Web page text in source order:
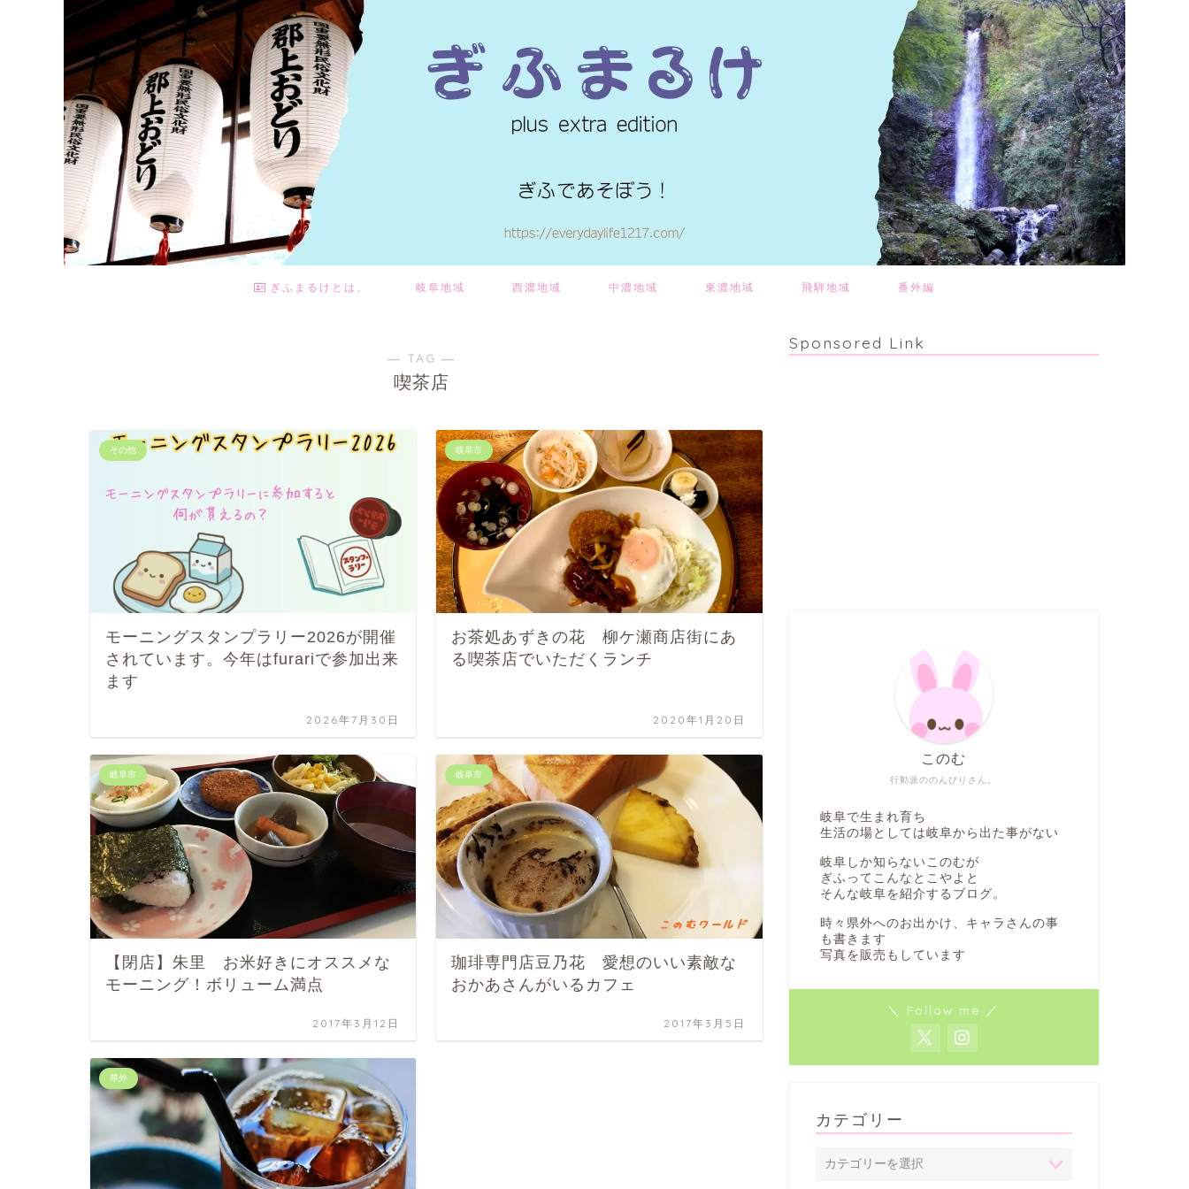
ぎふまるけとは。 岐阜地域 西濃地域 中濃地域 東濃地域 飛騨地域 番外編
― TAG ―
喫茶店
その他
モーニングスタンプラリー2026が開催
されています。今年はfurariで参加出来
ます
2026年7月30日
岐阜市
お茶処あずきの花 柳ケ瀬商店街にあ
る喫茶店でいただくランチ
2020年1月20日
岐阜市
【閉店】朱里 お米好きにオススメな
モーニング！ボリューム満点
2017年3月12日
岐阜市
珈琲専門店豆乃花 愛想のいい素敵な
おかあさんがいるカフェ
2017年3月5日
県外
Sponsored Link
行動派ののんびりさん。
このむ
岐阜で生まれ育ち
生活の場としては岐阜から出た事がない
岐阜しか知らないこのむが
ぎふってこんなとこやよと
そんな岐阜を紹介するブログ。
時々県外へのお出かけ、キャラさんの事
も書きます
写真を販売もしています
＼ Follow me ／
カテゴリー